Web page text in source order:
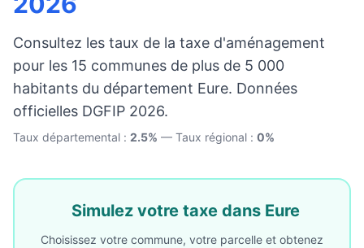
Consultez les taux de la taxe d'aménagement
pour les 15 communes de plus de 5 000
habitants du département Eure. Données
officielles DGFIP 2026.
Taux départemental : 2.5% — Taux régional : 0%
Simulez votre taxe dans Eure
Choisissez votre commune, votre parcelle et obtenez